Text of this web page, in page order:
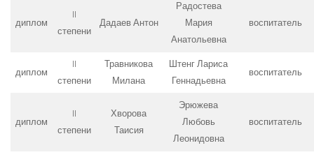
диплом
II
степени
Дадаев Антон
Радостева
Мария
Анатольевна
воспитатель
диплом
II
степени
Травникова
Милана
Штенг Лариса
Геннадьевна
воспитатель
диплом
II
степени
Хворова
Таисия
Эрюжева
Любовь
Леонидовна
воспитатель